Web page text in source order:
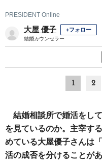
PRESIDENT Online
大屋 優子 +フォロー
結婚カウンセラー
1 2
結婚相談所で婚活をし
を見ているのか。主宰す
めている大屋優子さんは
活の成否を分けることが